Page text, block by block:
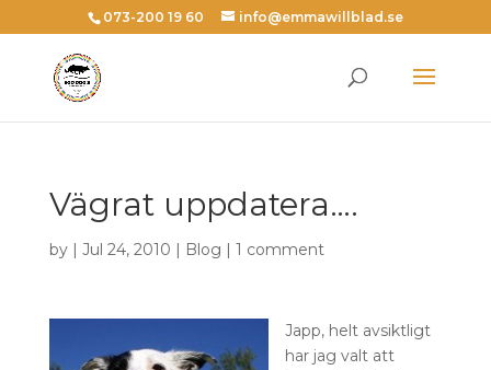
073-200 19 60 info@emmawillblad.se
Vägrat uppdatera….
by | Jul 24, 2010 | Blog | 1 comment
Japp, helt avsiktligt
har jag valt att